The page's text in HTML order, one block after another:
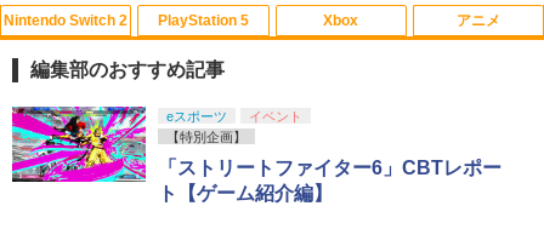
1
【中古】PS5龍が如く8外伝 Pirates i
n Hawaii
ソニー・インタラクティブエンタテイン
1
【中古】グランド・セフト・オートV
【CEROレーティング「Z」】 - PS3
【中古】WinningPost 4
1
バイオハザード:ヴェンデッタ スペシャ
ル・プライス【Blu-ray】 [ ケビン・ドー
マン ]
￥1,369
Nintendo Switch 2
1
スプラトゥーン レイダース|オンライン
コード版
￥5,832
PlayStation 5
1
PlayStation 5 デジタル・エディション
日本語専用 Console Language: Japan
ese only (CFI-2200B01)
￥55,000
Xbox
1
【純正品】Xbox ワイヤレス コントロー
ラー + USB-C® ケーブル
￥8,300
アニメ
1
劇場版「鬼滅の刃」無限城編 第一章 猗
窩座再来 通常版 [Blu-ray]
￥3,982
編集部のおすすめ記事
eスポーツ
イベント
【特別企画】
「ストリートファイター6」CBTレポー
ト【ゲーム紹介編】